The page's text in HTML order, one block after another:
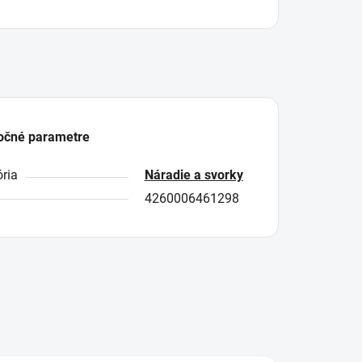
parametre
Náradie a svorky
4260006461298